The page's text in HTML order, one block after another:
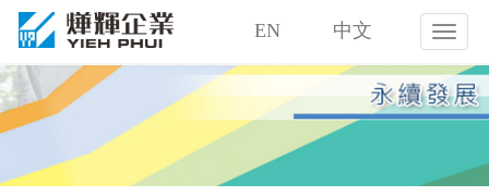
燁
輝
企
業
股
限
EN 中文